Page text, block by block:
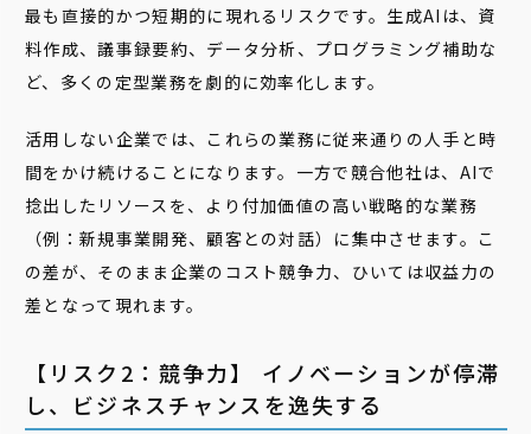
最も直接的かつ短期的に現れるリスクです。生成AIは、資
料作成、議事録要約、データ分析、プログラミング補助な
ど、多くの定型業務を劇的に効率化します。
活用しない企業では、これらの業務に従来通りの人手と時
間をかけ続けることになります。一方で競合他社は、AIで
捻出したリソースを、より付加価値の高い戦略的な業務
（例：新規事業開発、顧客との対話）に集中させます。こ
の差が、そのまま企業のコスト競争力、ひいては収益力の
差となって現れます。
【リスク2：競争力】 イノベーションが停滞
し、ビジネスチャンスを逸失する